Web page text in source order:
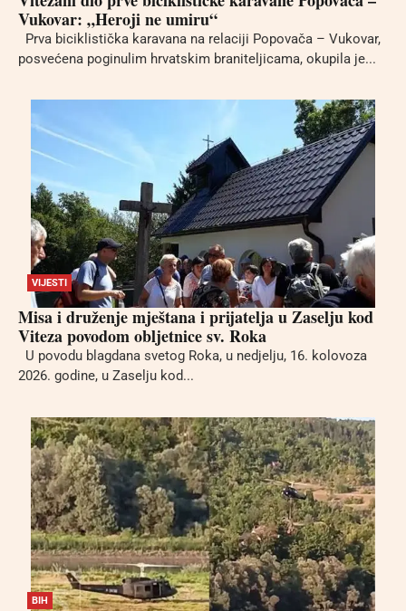
Vukovar: „Heroji ne umiru“
Prva biciklistička karavana na relaciji Popovača – Vukovar,
posvećena poginulim hrvatskim braniteljicama, okupila je...
VIJESTI
Misa i druženje mještana i prijatelja u Zaselju kod
Viteza povodom obljetnice sv. Roka
U povodu blagdana svetog Roka, u nedjelju, 16. kolovoza
2026. godine, u Zaselju kod...
BIH